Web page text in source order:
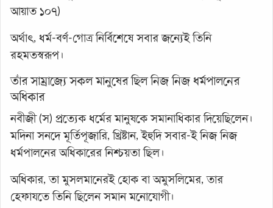
আয়াত ১০৭)
অর্থাৎ, ধর্ম-বর্ণ-গোত্র নির্বিশেষে সবার জন্যেই তিনি
রহমতস্বরূপ।
তাঁর সাম্রাজ্যে সকল মানুষের ছিল নিজ নিজ ধর্মপালনের
অধিকার
নবীজী (স) প্রত্যেক ধর্মের মানুষকে সমানাধিকার দিয়েছিলেন।
মদিনা সনদে মূর্তিপূজারি, খ্রিষ্টান, ইহুদি সবার-ই নিজ নিজ
ধর্মপালনের অধিকারের নিশ্চয়তা ছিল।
অধিকার, তা মুসলমানেরই হোক বা অমুসলিমের, তার
হেফাযতে তিনি ছিলেন সমান মনোযোগী।